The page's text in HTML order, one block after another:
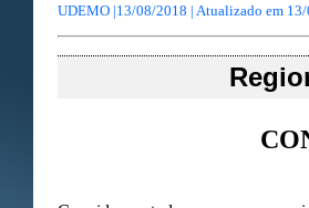
UDEMO |13/08/2018 | Atualizado em